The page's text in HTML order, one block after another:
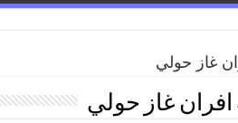
غاز حولي
غاز حولي